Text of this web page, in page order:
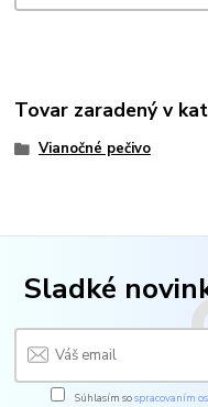
Tovar zaradený v
Vianočné pečivo
Sladké
Súhlasím sospracovaním